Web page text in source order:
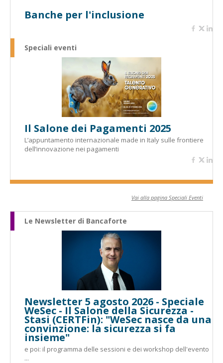
Banche per l'inclusione
Speciali eventi
Il Salone dei Pagamenti 2025
L’appuntamento internazionale made in Italy sulle frontiere
dell’innovazione nei pagamenti
Vai alla pagina Speciali Eventi
Le Newsletter di Bancaforte
Newsletter 5 agosto 2026 - Speciale
WeSec - Il Salone della Sicurezza -
Stasi (CERTFin): "WeSec nasce da una
convinzione: la sicurezza si fa
insieme"
e poi: il programma delle sessioni e dei workshop dell'evento
...